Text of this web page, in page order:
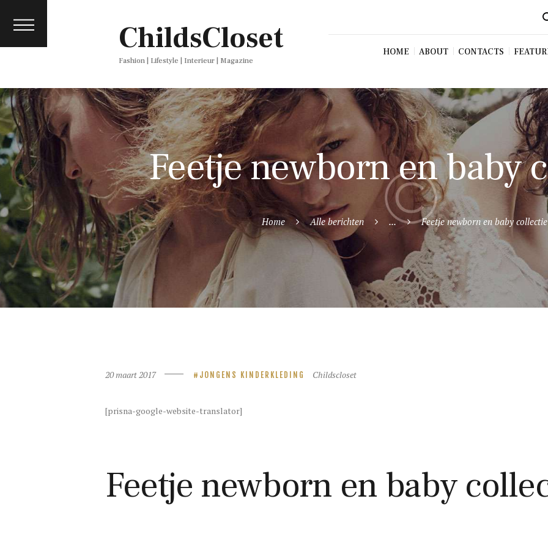
ChildsCloset
Fashion | Lifestyle | Interieur | Magazine
HOME ABOUT CONTACTS
Feetje newborn en baby
Home Alle berichten ... Feetje newborn en baby collectie
20 maart 2017 JONGENS KINDERKLEDING Childscloset
[prisna-google-website-translator]
Feetje newborn en baby